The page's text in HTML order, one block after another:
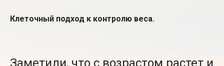
Клеточный подход к контролю веса.
Заметили, что с возрастом растет и